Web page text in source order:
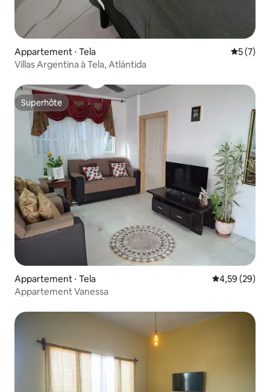
Appartement ⋅ Tela
5 (7)
Villas Argentina à Tela, Atlántida
Superhôte
Superhôte
Appartement ⋅ Tela Évaluation
4,59 (29)
Appartement Vanessa